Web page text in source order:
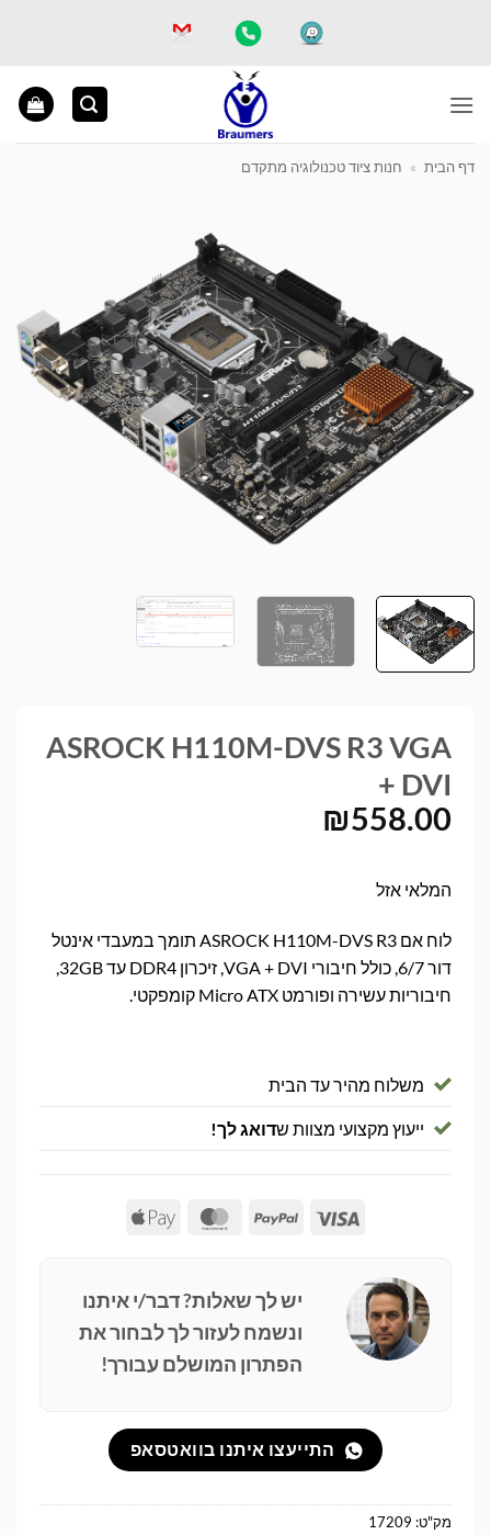
דף הבית » חנות ציוד טכנולוגיה מתקדם
ASROCK H110M-DVS R3 VGA
+ DVI
₪558.00
המלאי אזל
לוח אם ASROCK H110M-DVS R3 תומך במעבדי אינטל
חיבוריות עשירה ופורמט Micro ATX קומפקטי.
משלוח מהיר עד הבית
ייעוץ מקצועי מצוות שדואג לך!
Visa
PayPal
MasterCard
Apple
יש לך שאלות? דבר/י איתנו
ונשמח לעזור לך לבחור את
הפתרון המושלם עבורך!
התייעצו איתנו בוואטסאפ
מק"ט: 17209